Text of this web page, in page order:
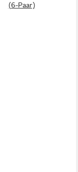
(6-Paar)